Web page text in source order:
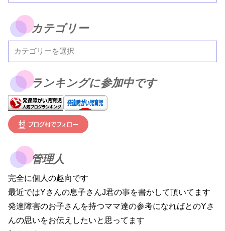
カテゴリー
ランキングに参加中です
管理人
完全に個人の趣向です
最近ではYさんの息子さんJ君の事を書かして頂いてます
発達障害のお子さんを持つママ達の参考になればとのYさ
んの思いをお伝えしたいと思ってます